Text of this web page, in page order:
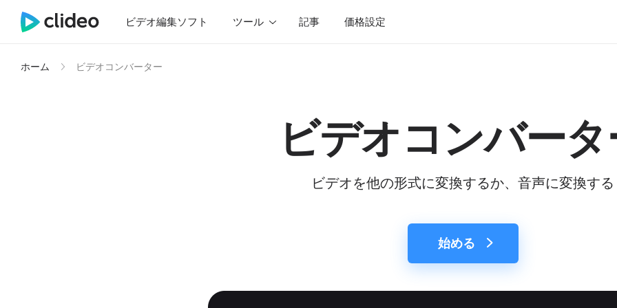
ビデオ編集ソフト ツール 記事 価格設定
ホーム ビデオコンバーター
ビデオコンバータ
ビデオを他の形式に変換するか、音声に変換する
始める